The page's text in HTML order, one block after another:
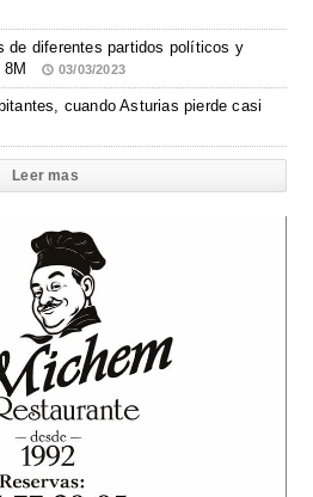
de diferentes partidos políticos y
03/03/2023
cuando Asturias pierde casi
Leer mas